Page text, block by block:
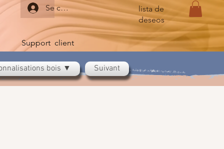
bois ▼ Suivant
Se connecter
Support client
lista de
deseos